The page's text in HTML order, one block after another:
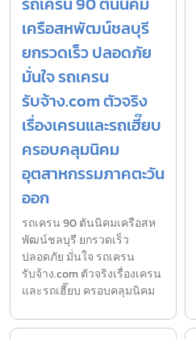
เครือสหพัฒน์ชลบุรี
ยกรวดเร็ว ปลอดภัย
มั่นใจ รถเครน
รับจ้าง.com ตัวจริง
เรื่องเครนและรถเฮี๊ยบ
ครอบคลุมนิคม
อุตสาหกรรมภาคตะวัน
ออก
รถเครน 90 ตันนิคมเครือสห
พัฒน์ชลบุรี ยกรวดเร็ว
ปลอดภัย มั่นใจ รถเครน
รับจ้าง.com ตัวจริงเรื่องเครน
และรถเฮี๊ยบ ครอบคลุมนิคม